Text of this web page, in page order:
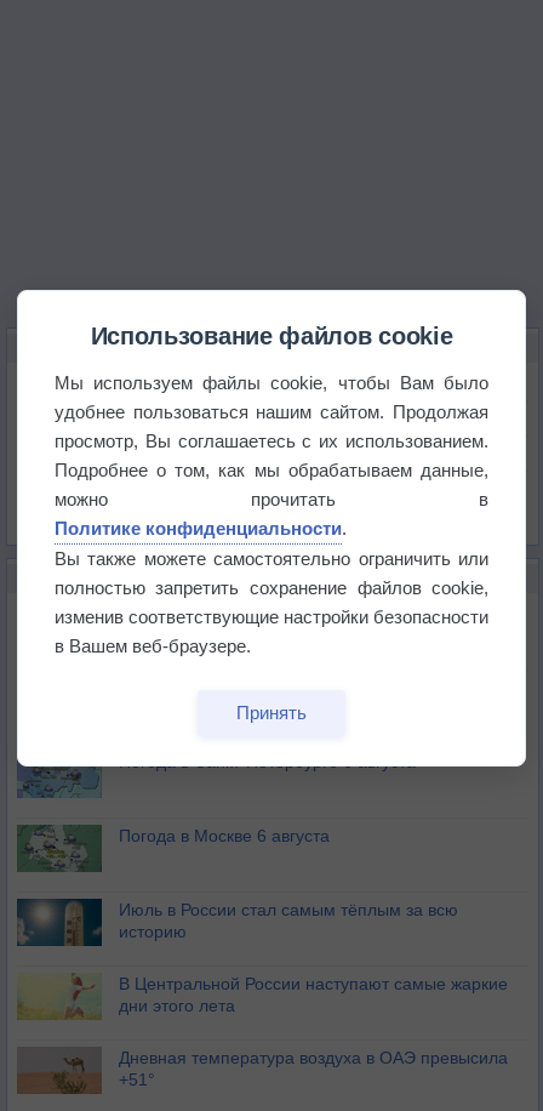
КАРТЫ ПОГОДЫ В ГЕРЕ
Температура
Давление
Осадки
Список всех карт
Погода в Екатеринбурге 6 августа
Погода в Санкт-Петербурге 6 августа
Погода в Москве 6 августа
Июль в России стал самым тёплым за всю
историю
В Центральной России наступают самые жаркие
дни этого лета
Дневная температура воздуха в ОАЭ превысила
+51°
Использование файлов cookie
Мы используем файлы cookie, чтобы Вам было
удобнее пользоваться нашим сайтом. Продолжая
просмотр, Вы соглашаетесь с их использованием.
Подробнее о том, как мы обрабатываем данные,
можно прочитать в
Политике конфиденциальности.
Вы также можете самостоятельно ограничить или
полностью запретить сохранение файлов cookie,
изменив соответствующие настройки безопасности
в Вашем веб-браузере.
Принять